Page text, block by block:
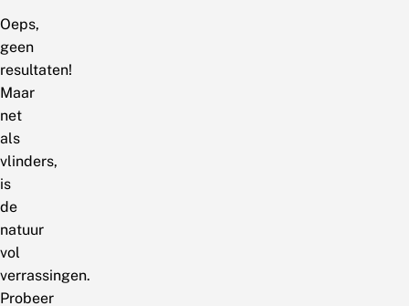
Oeps,
geen
resultaten!
Maar
net
als
vlinders,
is
de
natuur
vol
verrassingen.
Probeer